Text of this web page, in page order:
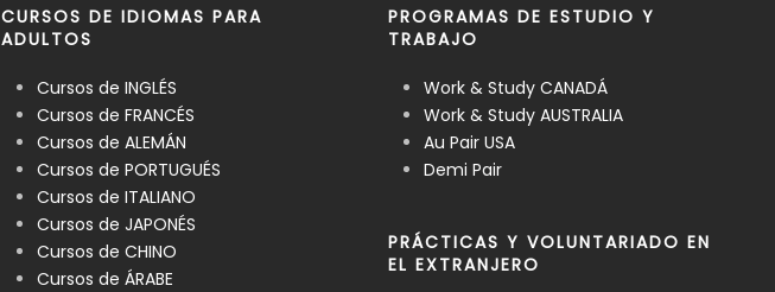
CURSOS DE IDIOMAS PARA
ADULTOS
Cursos de INGLÉS
Cursos de FRANCÉS
Cursos de ALEMÁN
Cursos de PORTUGUÉS
Cursos de ITALIANO
Cursos de JAPONÉS
Cursos de CHINO
Cursos de ÁRABE
PROGRAMAS DE ESTUDIO Y
TRABAJO
Work & Study CANADÁ
Work & Study AUSTRALIA
Au Pair USA
Demi Pair
PRÁCTICAS Y VOLUNTARIADO EN
EL EXTRANJERO